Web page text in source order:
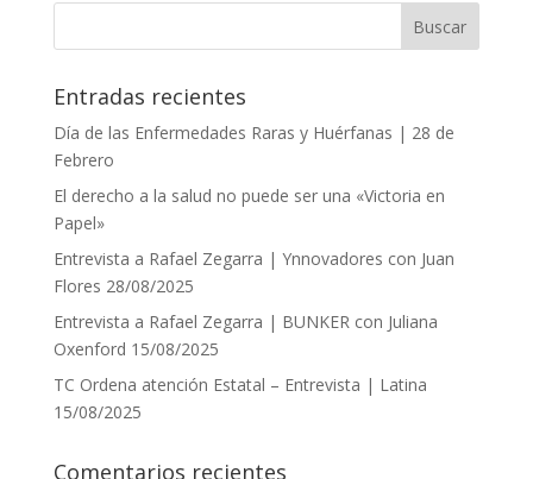
Entradas recientes
Día de las Enfermedades Raras y Huérfanas | 28 de
Febrero
El derecho a la salud no puede ser una «Victoria en
Papel»
Entrevista a Rafael Zegarra | Ynnovadores con Juan
Flores 28/08/2025
Entrevista a Rafael Zegarra | BUNKER con Juliana
Oxenford 15/08/2025
TC Ordena atención Estatal – Entrevista | Latina
15/08/2025
Comentarios recientes